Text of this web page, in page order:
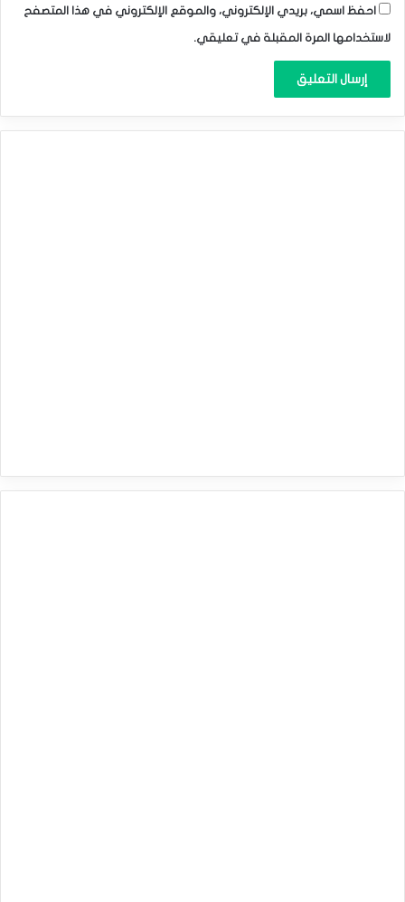
احفظ اسمي، بريدي الإلكتروني، والموقع الإلكتروني في هذا المتصفح
لاستخدامها المرة المقبلة في تعليقي.